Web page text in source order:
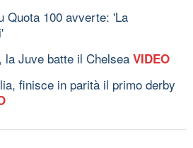
Quota 100 avverte: 'La
la Juve batte il Chelsea VIDEO
finisce in parità il primo derby